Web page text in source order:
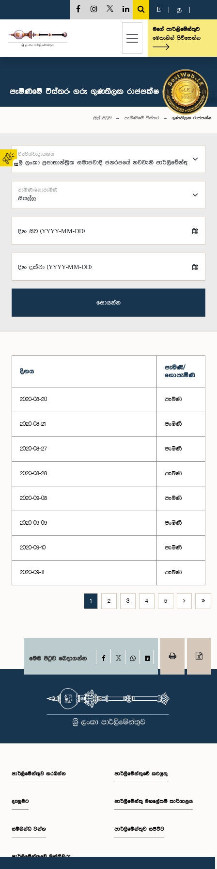
02
E த
මගේ පාර්ලිමේන්තුව
මෙතැනින් පිවිසෙන්න
පැමිණීමේ විස්තර: ගරු ගුණතිලක රාජපක්ෂ මහතා, පා.ම.
මුල් පිටුව පැමිණීමේ විස්තර ගුණතිලක රාජපක්ෂ
ව්‍යවස්ථාදායකය
පැමිණි/නොපැමිණි
දින සිට (YYYY-MM-DD)
දින දක්වා (YYYY-MM-DD)
සොයන්න
දිනය
පැමිණි/
නොපැමිණි
2020-08-20 පැමිණි
2020-08-21 පැමිණි
2020-08-27 පැමිණි
2020-08-28 පැමිණි
2020-09-08 පැමිණි
2020-09-09 පැමිණි
2020-09-10 පැමිණි
2020-09-11 පැමිණි
1 2 3 4 5
මෙම පිටුව බෙදාගන්න Facebook
WhatsAppLinkedIn
පාර්ලි‌මේන්තුව නරඹන්න
දැනුමට
සම්බන්ධ වන්න
පාර්ලි‌මේන්තුවේ මන්ත්‍රීවරු
පාර්ලිමේන්තුවේ කටයුතු
පාර්ලිමේන්තු මහලේකම් කාර්යාලය
පාර්ලිමේන්තුව සජීවීව